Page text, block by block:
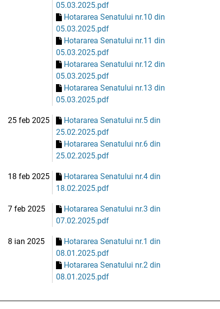
05.03.2025.pdf
Hotararea Senatului nr.10 din
05.03.2025.pdf
Hotararea Senatului nr.11 din
05.03.2025.pdf
Hotararea Senatului nr.12 din
05.03.2025.pdf
Hotararea Senatului nr.13 din
05.03.2025.pdf
25 feb 2025
Hotararea Senatului nr.5 din
25.02.2025.pdf
Hotararea Senatului nr.6 din
25.02.2025.pdf
18 feb 2025
Hotararea Senatului nr.4 din
18.02.2025.pdf
7 feb 2025
Hotararea Senatului nr.3 din
07.02.2025.pdf
8 ian 2025
Hotararea Senatului nr.1 din
08.01.2025.pdf
Hotararea Senatului nr.2 din
08.01.2025.pdf